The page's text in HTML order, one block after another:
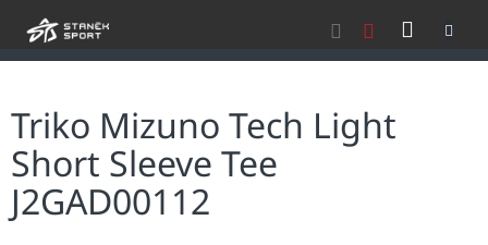
Triko Mizuno Tech Light
Short Sleeve Tee
J2GAD00112